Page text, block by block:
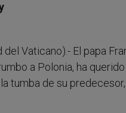
del Vaticano).- El papa
a Polonia, ha
tumba de su